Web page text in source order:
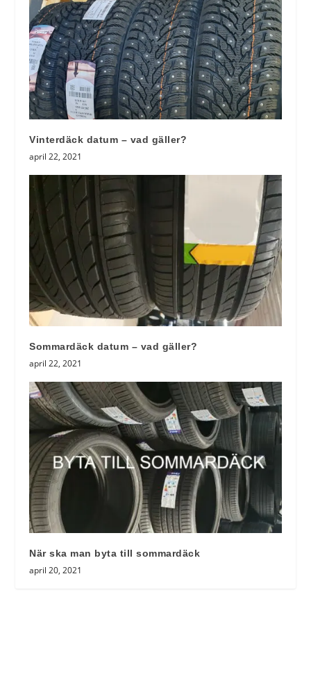
Vinterdäck datum – vad gäller?
april 22, 2021
Sommardäck datum – vad gäller?
april 22, 2021
När ska man byta till sommardäck
april 20, 2021